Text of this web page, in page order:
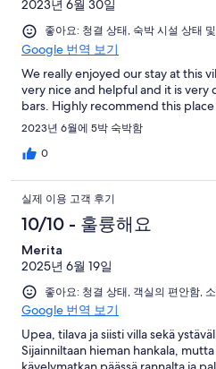
2023년 6월 30일
좋아요: 청결 상태, 숙박 시설 상태
Google 번역 보기
We really enjoyed our stay at this
very nice and helpful and it is very
bars. Highly recommend this place
2023년 6월에 5박 숙박함
0
실제 이용 고객 후기
10/10 - 훌륭해요
Merita
2025년 6월 19일
좋아요: 청결 상태, 객실의 편안함,
Google 번역 보기
Upea, tilava ja siisti villa sekä
Sijainniltaan hieman hankala,